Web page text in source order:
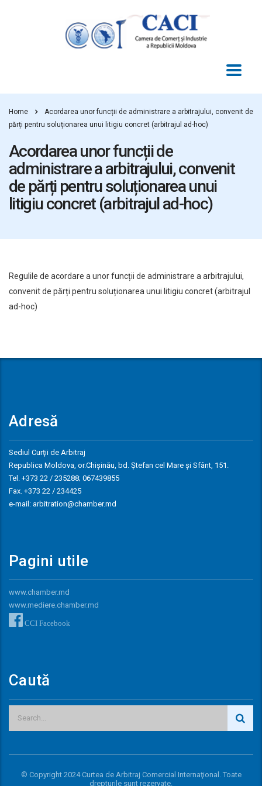
Home
Acordarea unor funcții de administrare a arbitrajului, convenit de
părți pentru soluționarea unui litigiu concret (arbitrajul ad-hoc)
Acordarea unor funcții de
administrare a arbitrajului, convenit
de părți pentru soluționarea unui
litigiu concret (arbitrajul ad-hoc)
Regulile de acordare a unor funcții de administrare a arbitrajului,
convenit de părți pentru soluționarea unui litigiu concret (arbitrajul
ad-hoc)
Adresă
Sediul Curţii de Arbitraj
Republica Moldova, or.Chişinău, bd. Ştefan cel Mare și Sfânt, 151.
Tel. +373 22 / 235288; 067439855
Fax. +373 22 / 234425
e-mail: arbitration@chamber.md
Pagini utile
www.chamber.md
www.mediere.chamber.md
CCI Facebook
Caută
© Copyright 2024 Curtea de Arbitraj Comercial Internaţional. Toate
drepturile sunt rezervate.